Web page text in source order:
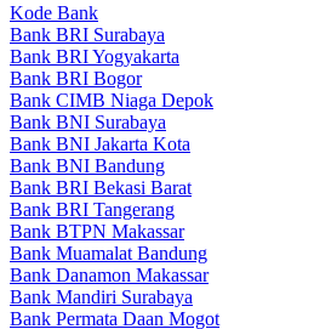
Kode Bank
Bank BRI Surabaya
Bank BRI Yogyakarta
Bank BRI Bogor
Bank CIMB Niaga Depok
Bank BNI Surabaya
Bank BNI Jakarta Kota
Bank BNI Bandung
Bank BRI Bekasi Barat
Bank BRI Tangerang
Bank BTPN Makassar
Bank Muamalat Bandung
Bank Danamon Makassar
Bank Mandiri Surabaya
Bank Permata Daan Mogot